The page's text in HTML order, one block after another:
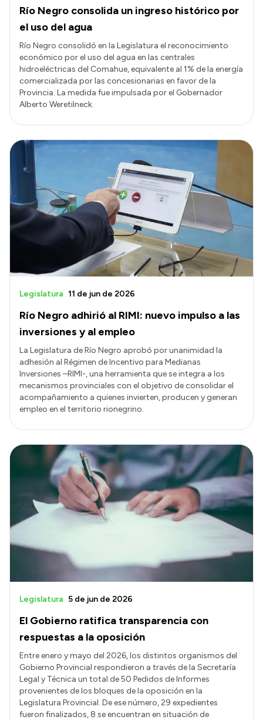
Río Negro consolida un ingreso histórico por
el uso del agua
Río Negro consolidó en la Legislatura el reconocimiento
económico por el uso del agua en las centrales
hidroeléctricas del Comahue, equivalente al 1% de la energía
comercializada por las concesionarias en favor de la
Provincia. La medida fue impulsada por el Gobernador
Alberto Weretilneck.
Río Negro adhirió al RIMI: nuevo impulso a las
inversiones y al empleo
Legislatura 11 de jun de 2026
La Legislatura de Río Negro aprobó por unanimidad la
adhesión al Régimen de Incentivo para Medianas
Inversiones –RIMI-, una herramienta que se integra a los
mecanismos provinciales con el objetivo de consolidar el
acompañamiento a quienes invierten, producen y generan
empleo en el territorio rionegrino.
El Gobierno ratifica transparencia con
respuestas a la oposición
Legislatura 5 de jun de 2026
Entre enero y mayo del 2026, los distintos organismos del
Gobierno Provincial respondieron a través de la Secretaría
Legal y Técnica un total de 50 Pedidos de Informes
provenientes de los bloques de la oposición en la
Legislatura Provincial. De ese número, 29 expedientes
fueron finalizados, 8 se encuentran en situación de